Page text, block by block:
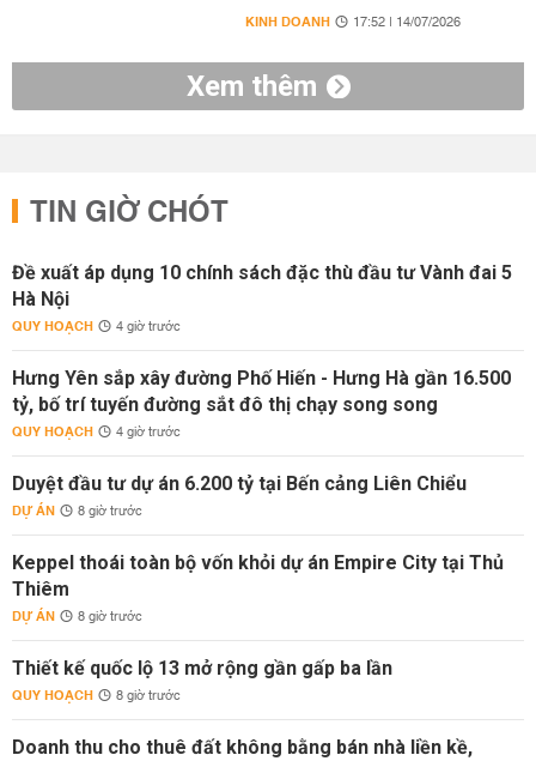
KINH DOANH 17:52 | 14/07/2026
Xem thêm
TIN GIỜ CHÓT
Đề xuất áp dụng 10 chính sách đặc thù đầu tư Vành đai 5
Hà Nội
QUY HOẠCH 4 giờ trước
Hưng Yên sắp xây đường Phố Hiến - Hưng Hà gần 16.500
tỷ, bố trí tuyến đường sắt đô thị chạy song song
QUY HOẠCH 4 giờ trước
Duyệt đầu tư dự án 6.200 tỷ tại Bến cảng Liên Chiểu
DỰ ÁN 8 giờ trước
Keppel thoái toàn bộ vốn khỏi dự án Empire City tại Thủ
Thiêm
DỰ ÁN 8 giờ trước
Thiết kế quốc lộ 13 mở rộng gần gấp ba lần
QUY HOẠCH 8 giờ trước
Doanh thu cho thuê đất không bằng bán nhà liền kề,